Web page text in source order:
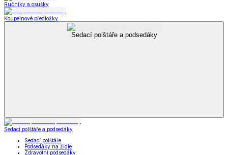
Ručníky a osušky
Koupelnové předložky
Sedací polštáře a podsedáky
Sedací polštáře a podsedáky
Sedací polštáře
Podsedáky na židle
Zdravotní podsedáky